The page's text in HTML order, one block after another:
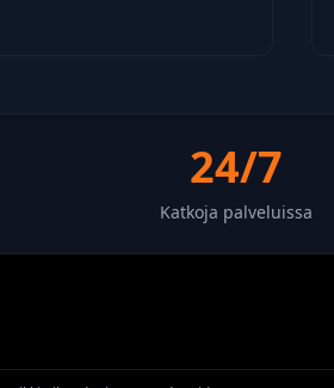
24/7
Katkoja palveluissa